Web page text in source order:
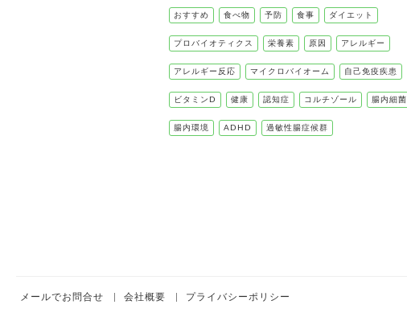
おすすめ 食べ物 予防 食事 ダイエット
プロバイオティクス 栄養素 原因 アレルギー
アレルギー反応 マイクロバイオーム 自己免疫疾患
ビタミンD 健康 認知症 コルチゾール 腸内細菌
腸内環境 ADHD 過敏性腸症候群
メールでお問合せ 会社概要 プライバシーポリシー